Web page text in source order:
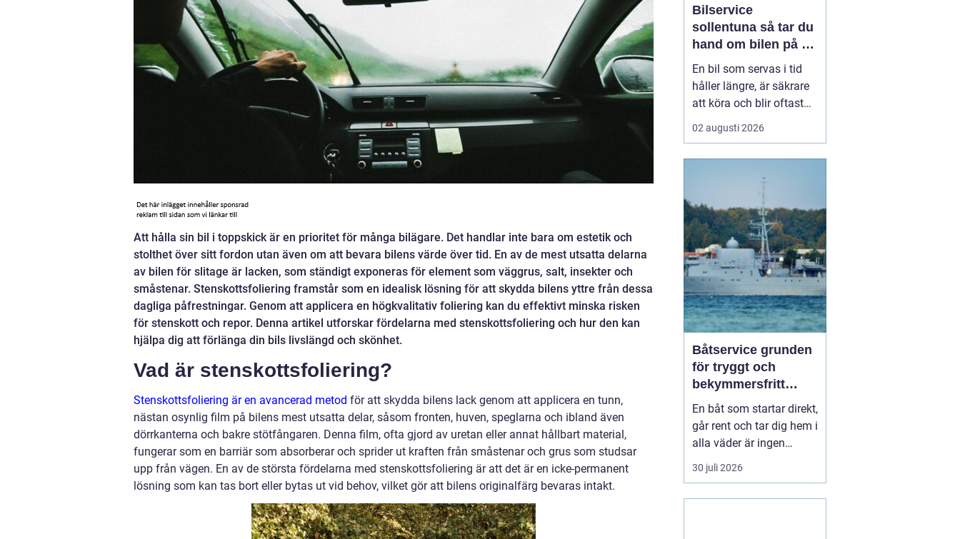
Att hålla sin bil i toppskick är en prioritet för många bilägare. Det handlar inte bara om estetik och
stolthet över sitt fordon utan även om att bevara bilens värde över tid. En av de mest utsatta delarna
av bilen för slitage är lacken, som ständigt exponeras för element som väggrus, salt, insekter och
småstenar. Stenskottsfoliering framstår som en idealisk lösning för att skydda bilens yttre från dessa
dagliga påfrestningar. Genom att applicera en högkvalitativ foliering kan du effektivt minska risken
för stenskott och repor. Denna artikel utforskar fördelarna med stenskottsfoliering och hur den kan
hjälpa dig att förlänga din bils livslängd och skönhet.
Vad är stenskottsfoliering?
Stenskottsfoliering är en avancerad metod för att skydda bilens lack genom att applicera en tunn,
nästan osynlig film på bilens mest utsatta delar, såsom fronten, huven, speglarna och ibland även
dörrkanterna och bakre stötfångaren. Denna film, ofta gjord av uretan eller annat hållbart material,
fungerar som en barriär som absorberar och sprider ut kraften från småstenar och grus som studsar
upp från vägen. En av de största fördelarna med stenskottsfoliering är att det är en icke-permanent
lösning som kan tas bort eller bytas ut vid behov, vilket gör att bilens originalfärg bevaras intakt.
Bilservice
sollentuna så tar du
hand om bilen på ett
smart sätt
En bil som servas i tid
håller längre, är säkrare
att köra och blir oftast
billigare i längden. För
den som kör mycket i
Med r...
02 augusti 2026
Båtservice grunden
för tryggt och
bekymmersfritt
båtliv
En båt som startar direkt,
går rent och tar dig hem i
alla väder är ingen
slump. Bakom varje
problemfri båttur ligger
30 juli 2026